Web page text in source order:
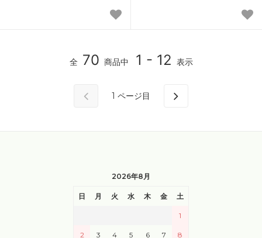
全 70 商品中 1 - 12 表示
1 ページ目
2026年8月
日 月 火 水 木 金 土
1
2 3 4 5 6 7 8